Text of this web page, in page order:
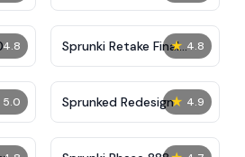
4.8 ★ 4.8
Sprunki Retake Final
Update
5.0 ★ 4.9
Sprunked Redesign